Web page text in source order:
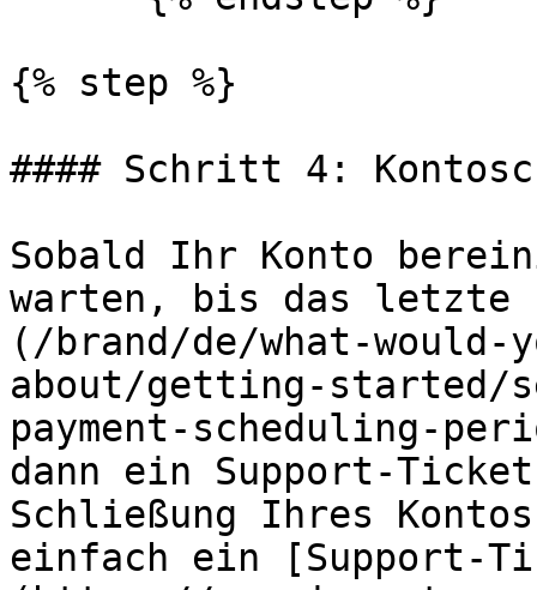
{% step %}
#### Schritt 4:
Sobald Ihr Konto
warten, bis das letzte
(/brand/de/what-
about/getting-started/
payment-scheduling-
dann ein Support-
Schließung Ihres
einfach ein [Support-